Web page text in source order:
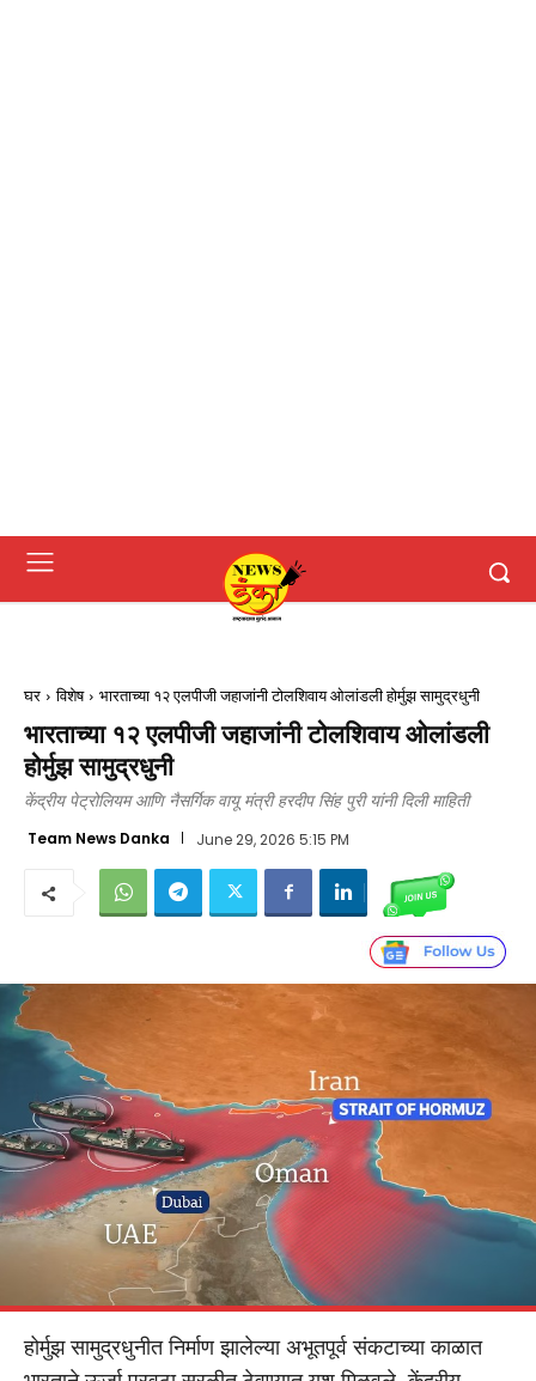
घर विशेष भारताच्या १२ एलपीजी जहाजांनी टोलशिवाय ओलांडली होर्मुझ सामुद्रधुनी
भारताच्या १२ एलपीजी जहाजांनी टोलशिवाय ओलांडली
होर्मुझ सामुद्रधुनी
केंद्रीय पेट्रोलियम आणि नैसर्गिक वायू मंत्री हरदीप सिंह पुरी यांनी दिली माहिती
Team News Danka June 29, 2026 5:15 PM
होर्मुझ सामुद्रधुनीत निर्माण झालेल्या अभूतपूर्व संकटाच्या काळात